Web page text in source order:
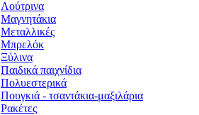
Λούτρινα
Μαγνητάκια
Μεταλλικές
Μπρελόκ
Ξύλινα
Παιδικά παιχνίδια
Πολυεστερικά
Πουγκιά - τσαντάκια-μαξιλάρια
Ρακέτες